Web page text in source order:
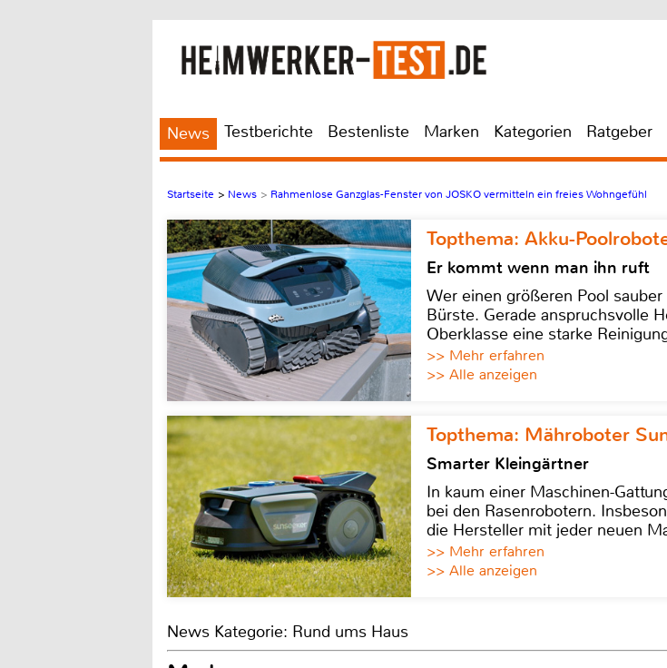
News Testberichte Bestenliste Marken Kategorien Ratgeber
Startseite > News > Rahmenlose Ganzglas-Fenster von JOSKO vermitteln ein freies Wohngefühl
Topthema: Akku-
Er kommt wenn man ihn ruft
Wer einen größeren Pool
Bürste. Gerade anspruchsvolle
Oberklasse eine starke
>> Mehr erfahren
>> Alle anzeigen
Topthema: Mähroboter
Smarter Kleingärtner
In kaum einer Maschinen-
bei den Rasenrobotern.
die Hersteller mit jeder neuen
>> Mehr erfahren
>> Alle anzeigen
News Kategorie: Rund ums Haus